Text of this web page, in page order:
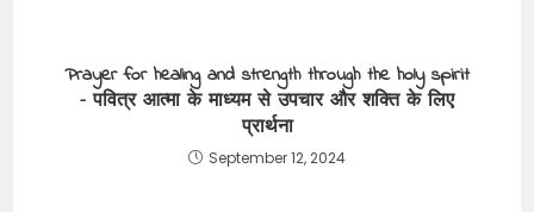
Prayer for healing and strength through the holy spirit
– पवित्र आत्मा के माध्यम से उपचार और शक्ति के लिए
प्रार्थना
September 12, 2024